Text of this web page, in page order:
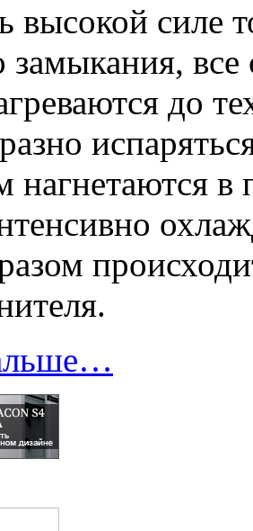
высокой силе
замыкания,
до
нагнетаются